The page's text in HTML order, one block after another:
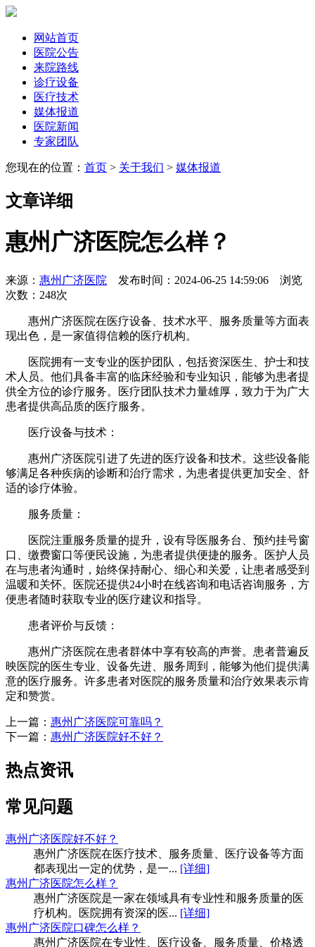
网站首页
医院公告
来院路线
诊疗设备
医疗技术
媒体报道
医院新闻
专家团队
您现在的位置： 首页 > 关于我们 > 媒体报道
文章详细
惠州广济医院怎么样？
来源： 惠州广济医院 发布时间：2024-06-25 14:59:06 浏览
次数： 248次
惠州广济医院在医疗设备、技术水平、服务质量等方面表
现出色，是一家值得信赖的医疗机构。
医院拥有一支专业的医护团队，包括资深医生、护士和技
术人员。他们具备丰富的临床经验和专业知识，能够为患者提
供全方位的诊疗服务。医疗团队技术力量雄厚，致力于为广大
患者提供高品质的医疗服务。
医疗设备与技术：
惠州广济医院引进了先进的医疗设备和技术。这些设备能
够满足各种疾病的诊断和治疗需求，为患者提供更加安全、舒
适的诊疗体验。
服务质量：
医院注重服务质量的提升，设有导医服务台、预约挂号窗
口、缴费窗口等便民设施，为患者提供便捷的服务。医护人员
在与患者沟通时，始终保持耐心、细心和关爱，让患者感受到
温暖和关怀。医院还提供24小时在线咨询和电话咨询服务，方
便患者随时获取专业的医疗建议和指导。
患者评价与反馈：
惠州广济医院在患者群体中享有较高的声誉。患者普遍反
映医院的医生专业、设备先进、服务周到，能够为他们提供满
意的医疗服务。许多患者对医院的服务质量和治疗效果表示肯
定和赞赏。
上一篇： 惠州广济医院可靠吗？
下一篇： 惠州广济医院好不好？
热点资讯
常见问题
惠州广济医院好不好？
惠州广济医院在医疗技术、服务质量、医疗设备等方面
都表现出一定的优势，是一... [详细]
惠州广济医院怎么样？
惠州广济医院是一家在领域具有专业性和服务质量的医
疗机构。医院拥有资深的医... [详细]
惠州广济医院口碑怎么样？
惠州广济医院在专业性、医疗设备、服务质量、价格透